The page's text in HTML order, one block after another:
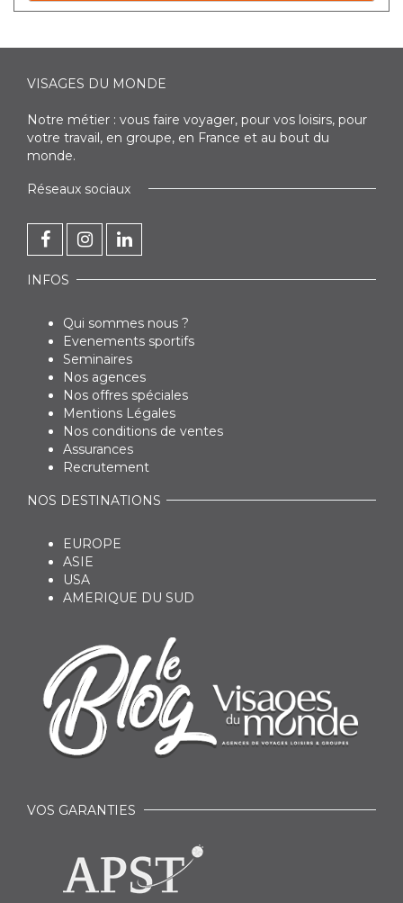
VISAGES DU MONDE
Notre métier : vous faire voyager, pour vos loisirs, pour
votre travail, en groupe, en France et au bout du
monde.
Réseaux sociaux
INFOS
Qui sommes nous ?
Evenements sportifs
Seminaires
Nos agences
Nos offres spéciales
Mentions Légales
Nos conditions de ventes
Assurances
Recrutement
NOS DESTINATIONS
EUROPE
ASIE
USA
AMERIQUE DU SUD
VOS GARANTIES